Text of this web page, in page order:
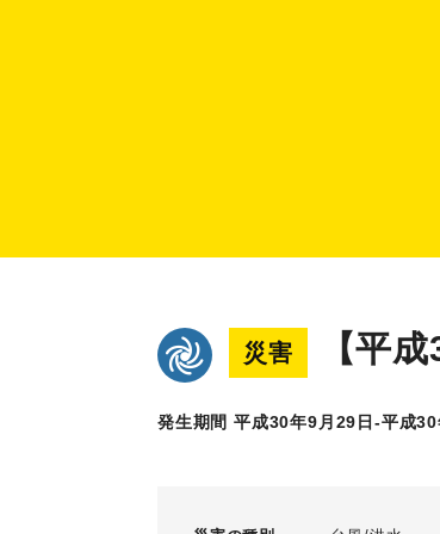
災害 【平
発生期間 平成30年9月29日-平成30